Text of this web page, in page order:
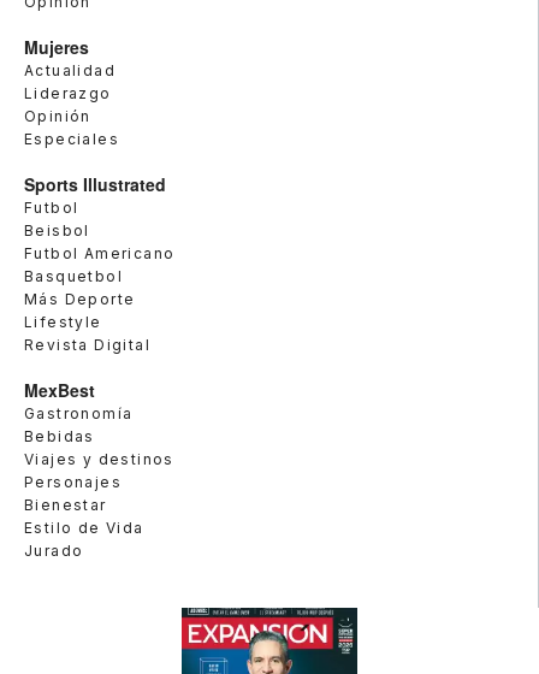
Mujeres
Actualidad
Liderazgo
Opinión
Especiales
Sports Illustrated
Futbol
Beisbol
Futbol Americano
Basquetbol
Más Deporte
Lifestyle
Revista Digital
MexBest
Gastronomía
Bebidas
Viajes y destinos
Personajes
Bienestar
Estilo de Vida
Jurado